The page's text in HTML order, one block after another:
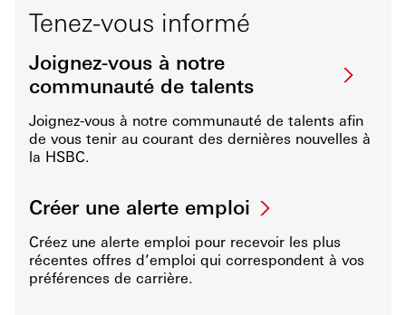
Tenez-vous informé
Joignez-vous à notre
communauté de talents
Joignez-vous à notre communauté de talents afin
de vous tenir au courant des dernières nouvelles à
la HSBC.
Créer une alerte emploi
Créez une alerte emploi pour recevoir les plus
récentes offres d’emploi qui correspondent à vos
préférences de carrière.